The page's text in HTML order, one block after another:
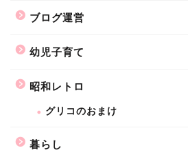
ブログ運営
幼児子育て
昭和レトロ
グリコのおまけ
暮らし